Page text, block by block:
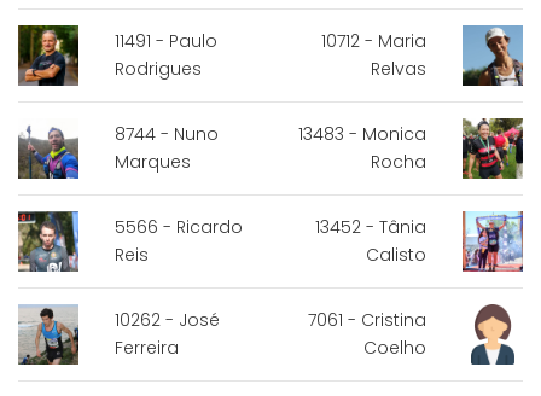
11491 - Paulo
Rodrigues
8744 - Nuno
Marques
5566 - Ricardo
Reis
10262 - José
Ferreira
10712 - Maria
Relvas
13483 - Monica
Rocha
13452 - Tânia
Calisto
7061 - Cristina
Coelho